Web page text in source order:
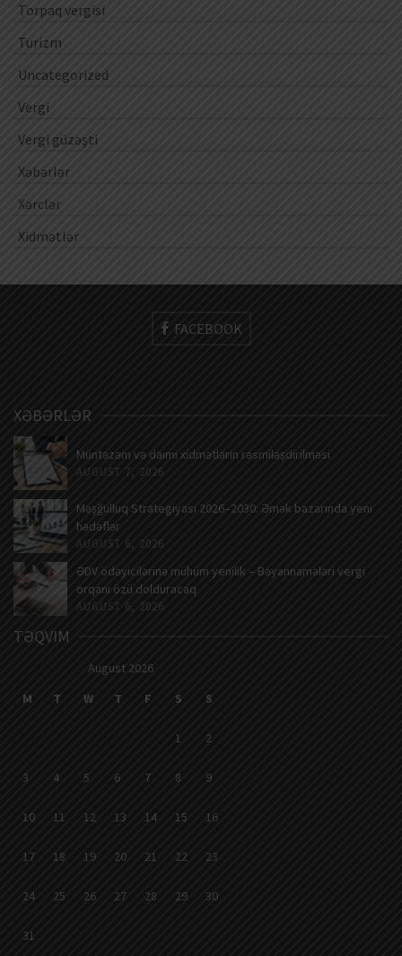
Torpaq vergisi
Turizm
Uncategorized
Vergi
Vergi güzəşti
Xəbərlər
Xərclər
Xidmətlər
FACEBOOK
XƏBƏRLƏR
Müntəzəm və daimi xidmətlərin rəsmiləşdirilməsi
AUGUST 7, 2026
Məşğulluq Strategiyası 2026–2030: Əmək bazarında yeni
hədəflər
AUGUST 6, 2026
ƏDV ödəyicilərinə mühüm yenilik – Bəyannamələri vergi
orqanı özü dolduracaq
AUGUST 6, 2026
TƏQVIM
August 2026
M
T W T F S S
1 2
3 4 5 6 7 8 9
10 11 12 13 14 15 16
17 18 19 20 21 22 23
24 25 26 27 28 29 30
31